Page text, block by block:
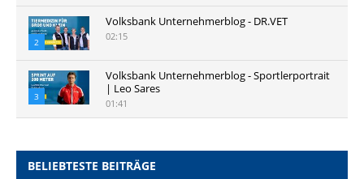
2
Volksbank Unternehmerblog - DR.VET
02:15
3
Volksbank Unternehmerblog - Sportlerportrait
| Leo Sares
01:41
BELIEBTESTE BEITRÄGE